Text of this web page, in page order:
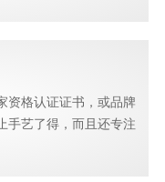
资格认证证书，或品牌
手艺了得，而且还专注